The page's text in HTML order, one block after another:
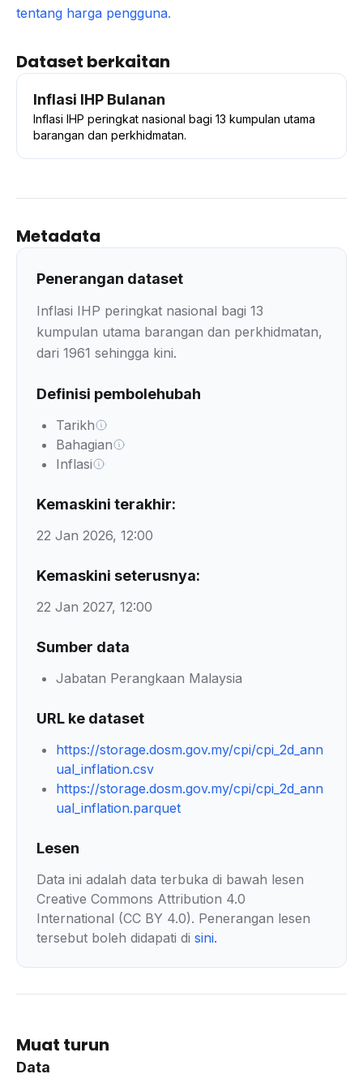
tentang harga pengguna.
Dataset berkaitan
Inflasi IHP Bulanan
Inflasi IHP peringkat nasional bagi 13 kumpulan utama
barangan dan perkhidmatan.
Metadata
Penerangan dataset
Inflasi IHP peringkat nasional bagi 13
kumpulan utama barangan dan perkhidmatan,
dari 1961 sehingga kini.
Definisi pembolehubah
Tarikh
Bahagian
Inflasi
Kemaskini terakhir:
22 Jan 2026, 12:00
Kemaskini seterusnya:
22 Jan 2027, 12:00
Sumber data
Jabatan Perangkaan Malaysia
URL ke dataset
https://storage.dosm.gov.my/cpi/cpi_2d_ann
ual_inflation.csv
https://storage.dosm.gov.my/cpi/cpi_2d_ann
ual_inflation.parquet
Lesen
Data ini adalah data terbuka di bawah lesen
Creative Commons Attribution 4.0
International (CC BY 4.0). Penerangan lesen
tersebut boleh didapati di sini.
Muat turun
Data